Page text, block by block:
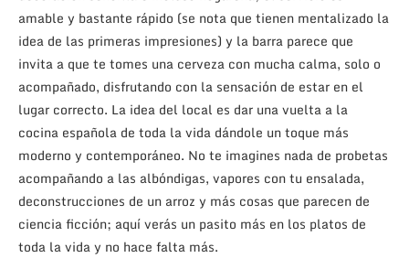
amable y bastante rápido (se nota que tienen mentalizado la
idea de las primeras impresiones) y la barra parece que
invita a que te tomes una cerveza con mucha calma, solo o
acompañado, disfrutando con la sensación de estar en el
lugar correcto. La idea del local es dar una vuelta a la
cocina española de toda la vida dándole un toque más
moderno y contemporáneo. No te imagines nada de probetas
acompañando a las albóndigas, vapores con tu ensalada,
deconstrucciones de un arroz y más cosas que parecen de
ciencia ficción; aquí verás un pasito más en los platos de
toda la vida y no hace falta más.